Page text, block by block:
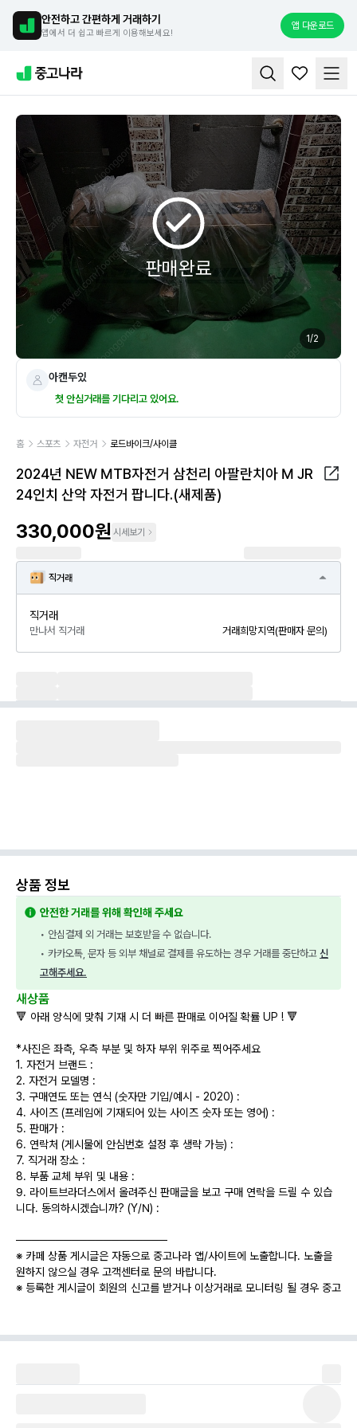
안전하고 간편하게 거래하기
앱에서 더 쉽고 빠르게 이용해보세요!
앱 다운로드
판매완료
1/2
아캔두있
첫 안심거래를 기다리고 있어요.
홈 스포츠 자전거 로드바이크/사이클
2024년 NEW MTB자전거 삼천리 아팔란치아 M JR
24인치 산악 자전거 팝니다.(새제품)
330,000원 시세보기
직거래
직거래
만나서 직거래 거래희망지역(판매자 문의)
상품 정보
안전한 거래를 위해 확인해 주세요
• 안심결제 외 거래는 보호받을 수 없습니다.
• 카카오톡, 문자 등 외부 채널로 결제를 유도하는 경우 거래를 중단하고 신
고해주세요.
새상품
🔻 아래 양식에 맞춰 기재 시 더 빠른 판매로 이어질 확률 UP ! 🔻
*사진은 좌측, 우측 부분 및 하자 부위 위주로 찍어주세요
1. 자전거 브랜드 :
2. 자전거 모델명 :
3. 구매연도 또는 연식 (숫자만 기입/예시 - 2020) :
4. 사이즈 (프레임에 기재되어 있는 사이즈 숫자 또는 영어) :
5. 판매가 :
6. 연락처 (게시물에 안심번호 설정 후 생략 가능) :
7. 직거래 장소 :
8. 부품 교체 부위 및 내용 :
9. 라이트브라더스에서 올려주신 판매글을 보고 구매 연락을 드릴 수 있습
니다. 동의하시겠습니까? (Y/N) :
───────────────────
※ 카페 상품 게시글은 자동으로 중고나라 앱/사이트에 노출합니다. 노출을
원하지 않으실 경우 고객센터로 문의 바랍니다.
※ 등록한 게시글이 회원의 신고를 받거나 이상거래로 모니터링 될 경우 중고